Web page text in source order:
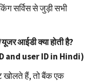
सर्विस से जुड़ी सभी
आईडी क्या होती है?
and user ID in Hindi)
खोलते हैं, तो बैंक एक